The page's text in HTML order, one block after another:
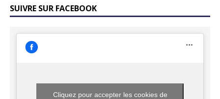
SUIVRE SUR FACEBOOK
Cliquez pour accepter les cookies de